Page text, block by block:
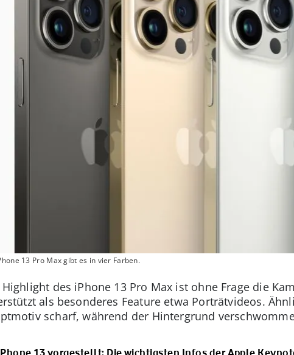
13 Pro Max gibt es in vier Farben.
Highlight des iPhone 13 Pro Max ist ohne Frage die
als besonderes Feature etwa Porträtvideos.
scharf, während der Hintergrund